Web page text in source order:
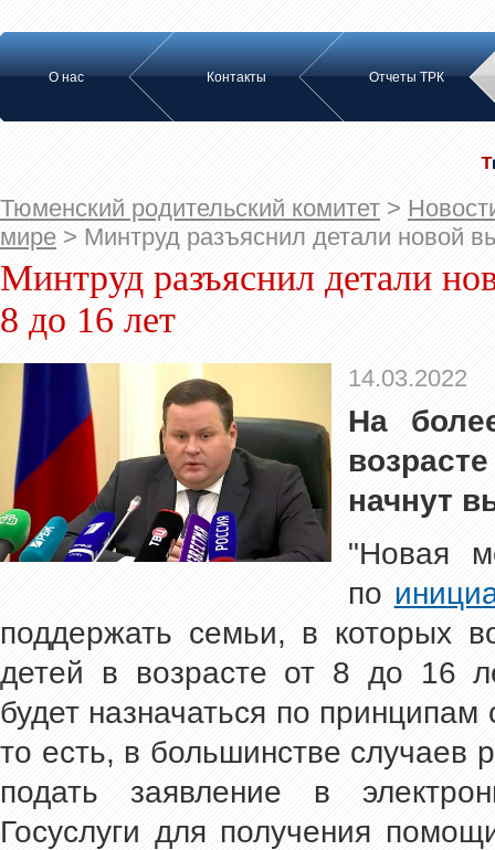
О нас Контакты Отчеты ТРК
Тюменский родительский комитет >
мире > Минтруд разъяснил детали новой
Минтруд разъяснил детали
8 до 16 лет
14.03.2022
На
начнут
"Новая
по
поддержать семьи, в которых
детей в возрасте от 8 до 16
будет назначаться по принципам
то есть, в большинстве случаев
подать заявление в
Госуслуги для получения